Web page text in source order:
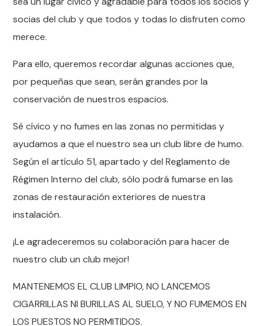
socias del club y que todos y todas lo disfruten como
merece.
Para ello, queremos recordar algunas acciones que,
por pequeñas que sean, serán grandes por la
conservación de nuestros espacios.
Sé cívico y no fumes en las zonas no permitidas y
ayudamos a que el nuestro sea un club libre de humo.
Según el artículo 51, apartado y del Reglamento de
Régimen Interno del club, sólo podrá fumarse en las
zonas de restauración exteriores de nuestra
instalación.
¡Le agradeceremos su colaboración para hacer de
nuestro club un club mejor!
MANTENEMOS EL CLUB LIMPIO, NO LANCEMOS
CIGARRILLAS NI BURILLAS AL SUELO, Y NO FUMEMOS EN
LOS PUESTOS NO PERMITIDOS.